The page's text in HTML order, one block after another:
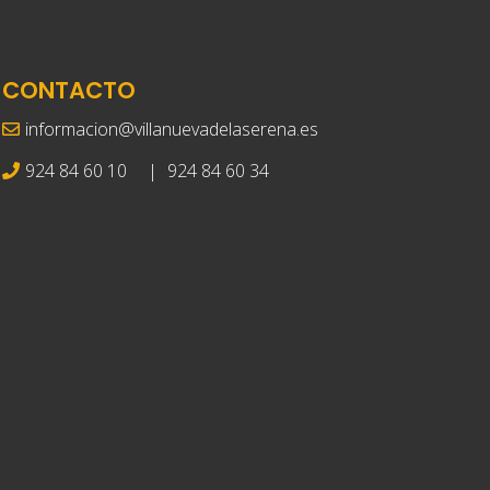
CONTACTO
informacion@villanuevadelaserena.es
924 84 60 10
| 924 84 60 34